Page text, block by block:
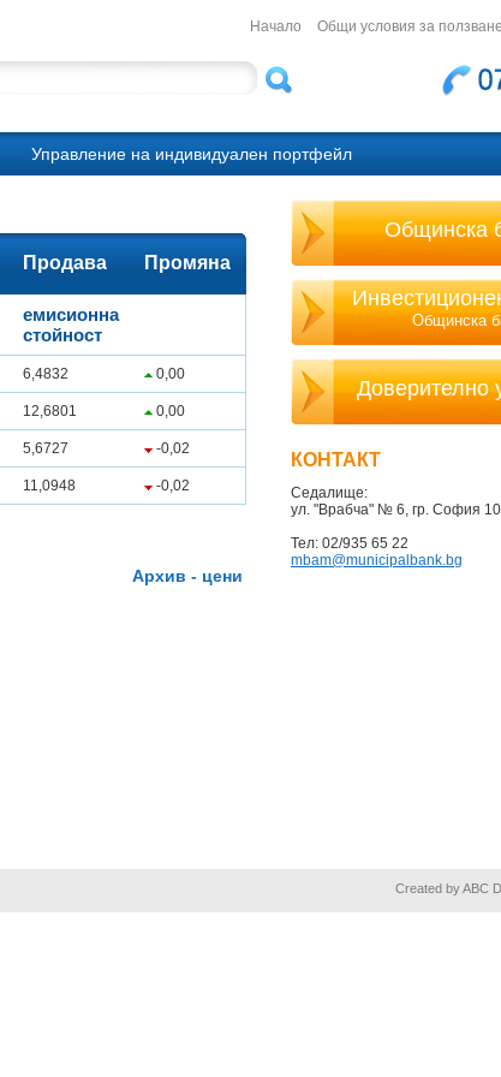
Начало Общи условия за
Управление на индивидуален портфейл
Продава Промяна
емисионна
стойност
6,4832 0,00
12,6801 0,00
5,6727 -0,02
11,0948 -0,02
Архив - цени
Общинска
Общинска
Доверително
КОНТАКТ
Седалище:
ул. "Врабча" № 6, гр. София
Тел: 02/935 65 22
mbam@municipalbank.bg
Created by ABC